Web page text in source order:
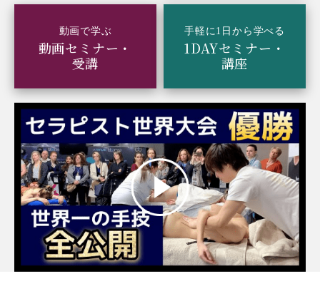
動画で学ぶ
動画セミナー・
受講
手軽に1日から学べる
1DAYセミナー・
講座